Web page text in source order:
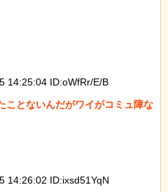
14:25:04 ID:oWfRr/E/B
ことないんだがワイがコミュ障な
14:26:02 ID:ixsd51YqN